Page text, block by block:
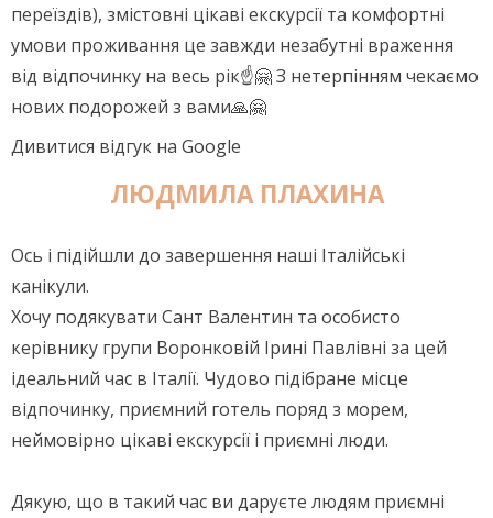
переїздів), змістовні цікаві екскурсії та комфортні
умови проживання це завжди незабутні враження
від відпочинку на весь рік☝️🤗 З нетерпінням чекаємо
нових подорожей з вами🙏🤗
Дивитися відгук на Google
ЛЮДМИЛА ПЛАХИНА
Ось і підійшли до завершення наші Італійські
канікули.
Хочу подякувати Сант Валентин та особисто
керівнику групи Воронковій Ірині Павлівні за цей
ідеальний час в Італії. Чудово підібране місце
відпочинку, приємний готель поряд з морем,
неймовірно цікаві екскурсії і приємні люди.
Дякую, що в такий час ви даруєте людям приємні